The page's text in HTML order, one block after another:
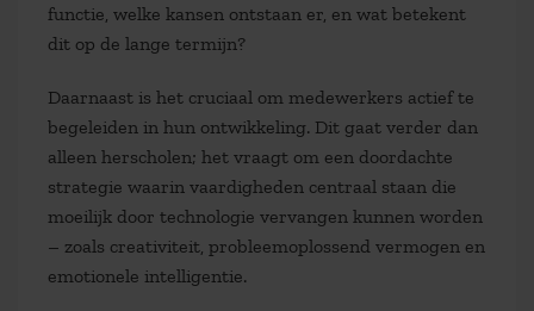
functie, welke kansen ontstaan er, en wat betekent
dit op de lange termijn?
Daarnaast is het cruciaal om medewerkers actief te
begeleiden in hun ontwikkeling. Dit gaat verder dan
alleen herscholen; het vraagt om een doordachte
strategie waarin vaardigheden centraal staan die
moeilijk door technologie vervangen kunnen worden
– zoals creativiteit, probleemoplossend vermogen en
emotionele intelligentie.